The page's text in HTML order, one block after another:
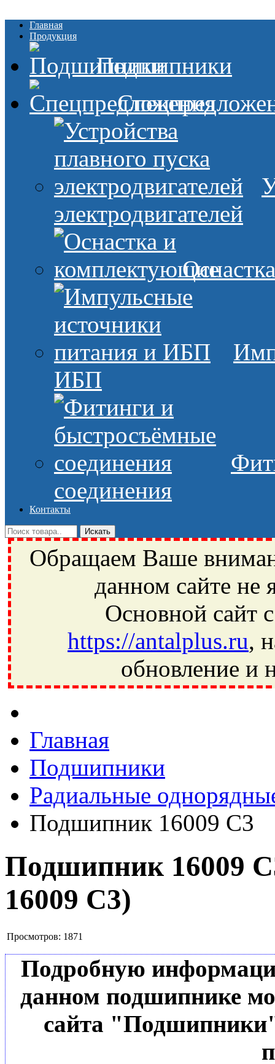
Главная
Продукция
Подшипники
электродвигателей
ИБП
соединения
Контакты
Обращаем Ваше
данном сайте не
Основной сайт
https://antalplus.ru,
обновление и
Ивантеевка, подшипники, пневматика, метизы, техника,
Главная
Подшипники
Радиальные
Подшипник 16009 C3
Подшипник 16009
16009 C3)
Просмотров: 1871
Подробную
данном подшипнике
сайта